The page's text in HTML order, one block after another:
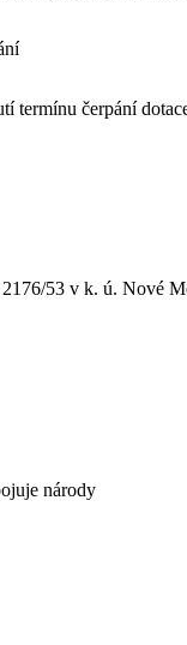
termínu čerpání
53 v k. ú. Nové
národy